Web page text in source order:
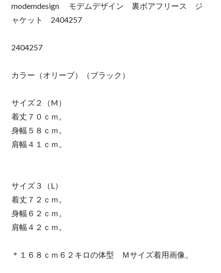
modemdesign モデムデザイン 裏ボアフリース ジ
ャケット 2404257
2404257
カラー（オリーブ）（ブラック）
サイズ２（M）
着丈７０ｃｍ。
身幅５８ｃｍ。
肩幅４１ｃｍ。
サイズ３（L）
着丈７２ｃｍ。
身幅６２ｃｍ。
肩幅４２ｃｍ。
＊１６８ｃｍ６２キロの体型 Ｍサイズ着用画像。